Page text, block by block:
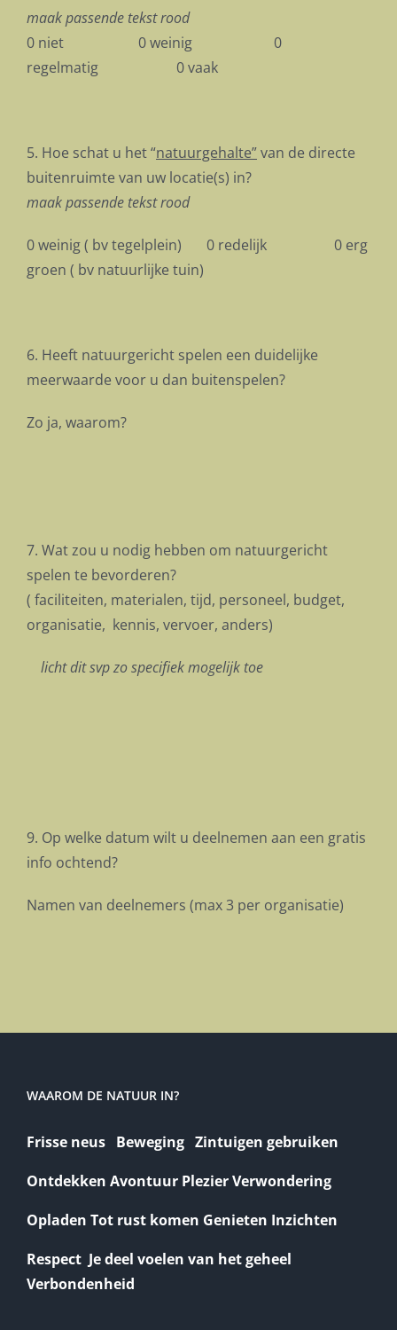
maak passende tekst rood
0 niet 0 weinig 0
regelmatig 0 vaak
5. Hoe schat u het “natuurgehalte”van de directe
buitenruimte van uw locatie(s) in?
maak passende tekst rood
0 weinig ( bv tegelplein) 0 redelijk 0 erg
groen ( bv natuurlijke tuin)
6. Heeft natuurgericht spelen een duidelijke
meerwaarde voor u dan buitenspelen?
Zo ja, waarom?
7. Wat zou u nodig hebben om natuurgericht
spelen te bevorderen?
( faciliteiten, materialen, tijd, personeel, budget,
organisatie, kennis, vervoer, anders)
licht dit svp zo specifiek mogelijk toe
9. Op welke datum wilt u deelnemen aan een gratis
info ochtend?
Namen van deelnemers (max 3 per organisatie)
WAAROM DE NATUUR IN?
Frisse neus Beweging Zintuigen gebruiken
Ontdekken Avontuur Plezier Verwondering
Opladen Tot rust komen Genieten Inzichten
Respect Je deel voelen van het geheel
Verbondenheid